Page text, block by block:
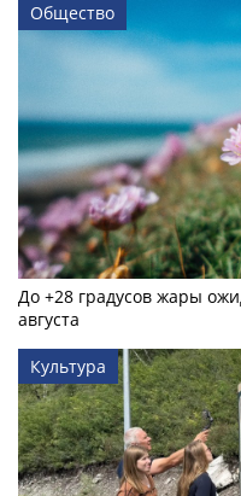
Общество
До +28 градусов жары
августа
Культура